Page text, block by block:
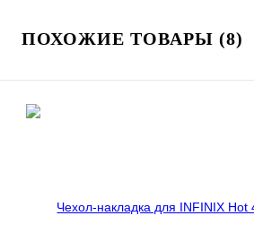
ПОХОЖИЕ ТОВАРЫ (8)